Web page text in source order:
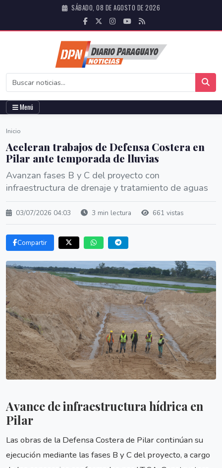
SÁBADO, 08 DE AGOSTO DE 2026
Menú
Inicio
Aceleran trabajos de Defensa Costera en
Pilar ante temporada de lluvias
Avanzan fases B y C del proyecto con
infraestructura de drenaje y tratamiento de aguas
03/07/2026 04:03 3 min lectura 661 vistas
Compartir
Avance de infraestructura hídrica en
Pilar
Las obras de la Defensa Costera de Pilar continúan su
ejecución mediante las fases B y C del proyecto, a cargo